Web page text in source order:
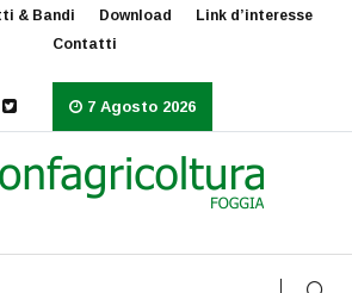
& Bandi Download
Link d’interesse
Contatti
7 Agosto 2026